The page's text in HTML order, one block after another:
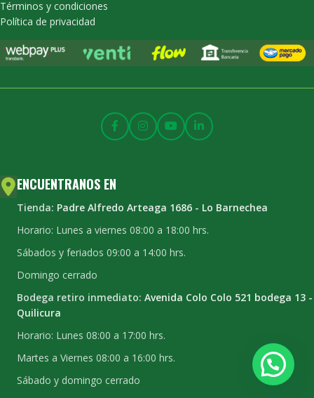
Términos y condiciones
Política de privacidad
ENCUENTRANOS EN
Tienda: Padre Alfredo Arteaga 1686 - Lo Barnechea
Horario: Lunes a viernes 08:00 a 18:00 hrs.
Sábados y feriados 09:00 a 14:00 hrs.
Domingo cerrado
Bodega retiro inmediato: Avenida Colo Colo 521 bodega 13 -
Quilicura
Horario: Lunes 08:00 a 17:00 hrs.
Martes a Viernes 08:00 a 16:00 hrs.
Sábado y domingo cerrado